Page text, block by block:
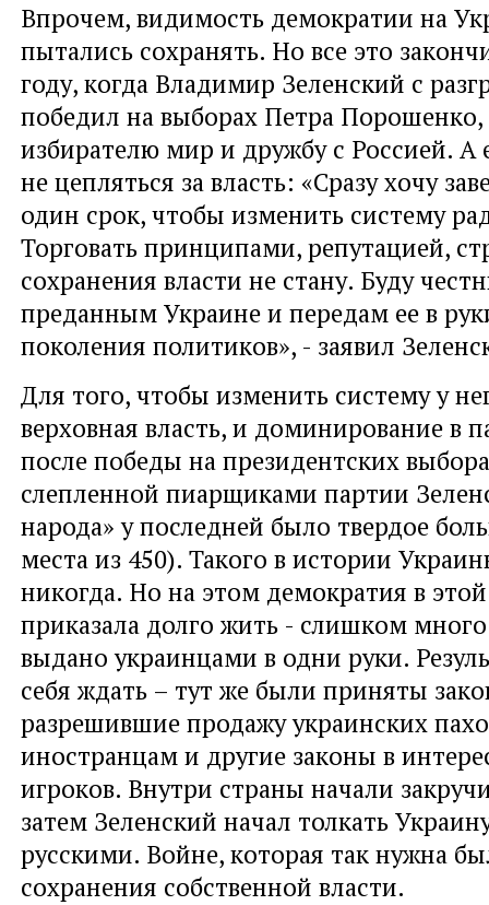
Впрочем, видимость демократии на
пытались сохранять. Но все это
году, когда Владимир Зеленский с
победил на выборах Петра
избирателю мир и дружбу с Россией.
не цепляться за власть: «Сразу хочу
один срок, чтобы изменить систему
Торговать принципами, репутацией,
сохранения власти не стану. Буду
преданным Украине и передам ее в
поколения политиков», - заявил
Для того, чтобы изменить систему у
верховная власть, и доминирование в
после победы на президентских
слепленной пиарщиками партии
народа» у последней было твердое
места из 450). Такого в истории
никогда. Но на этом демократия в
приказала долго жить - слишком
выдано украинцами в одни руки.
себя ждать – тут же были приняты
разрешившие продажу украинских
иностранцам и другие законы в
игроков. Внутри страны начали
затем Зеленский начал толкать
русскими. Войне, которая так нужна
сохранения собственной власти.